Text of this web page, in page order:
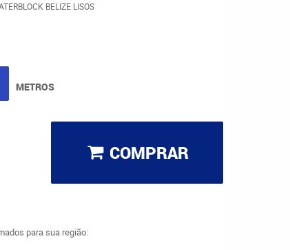
BELIZE LISOS
METROS
COMPRAR
para sua região: